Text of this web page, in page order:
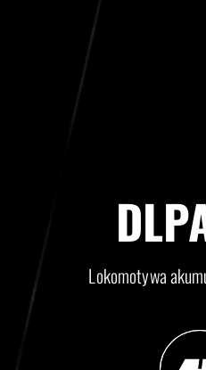
Lokomotywa